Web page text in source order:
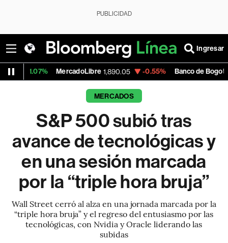
PUBLICIDAD
Ingresar
MercadoLibre 1,890.05 -0.55% Banco de Bogota 38,800.00
MERCADOS
S&P 500 subió tras
avance de tecnológicas y
en una sesión marcada
por la “triple hora bruja”
Wall Street cerró al alza en una jornada marcada por la
“triple hora bruja” y el regreso del entusiasmo por las
tecnológicas, con Nvidia y Oracle liderando las
subidas